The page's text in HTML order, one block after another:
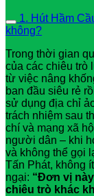
1. Hút Hầm
không?
Trong thời gian
của các chiêu trò
từ việc nâng
ban đầu siêu rẻ
sử dụng địa chỉ
trách nhiệm sau
chí và mạng xã
người dân – khi
và không thể gọi
Tấn Phát, không
ngại: “Đơn vị
chiêu trò khác